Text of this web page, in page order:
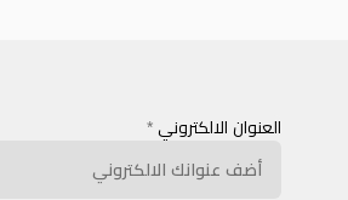
العنوان الالكتروني *